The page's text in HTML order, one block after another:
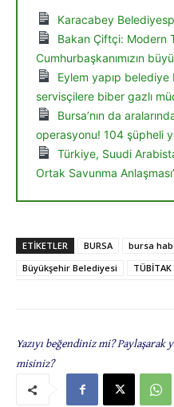
Karacabey
Bakan Çiftçi: Modern
Cumhurbaşkanımızın
Eylem yapıp belediye
servisçilere biber gazlı
Bursa’nın da
operasyonu! 104 şüpheli
Türkiye, Suudi
Ortak Savunma
ETIKETLER BURSA bursa
Büyükşehir Belediyesi
TÜBİTAK
Yazıyı beğendiniz mi?
misiniz?